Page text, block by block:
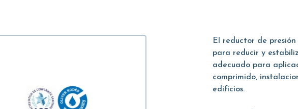
El reductor de
para reducir y
adecuado para
comprimido,
edificios.